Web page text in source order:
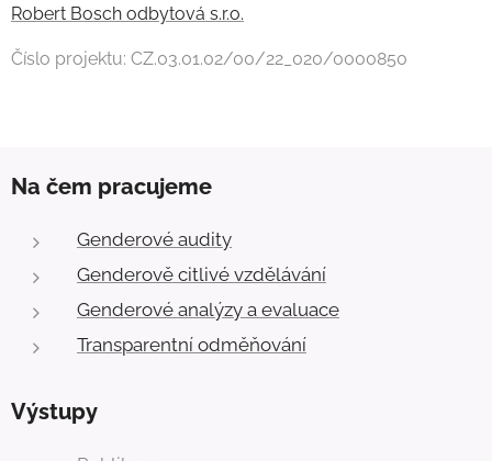
Robert Bosch odbytová s.r.o.
Číslo projektu: CZ.03.01.02/00/22_020/0000850
Na čem pracujeme
Genderové audity
Genderově citlivé vzdělávání
Genderové analýzy a evaluace
Transparentní odměňování
Výstupy